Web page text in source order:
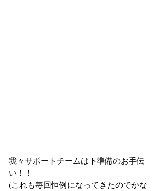
我々サポートチームは下準備のお手伝
い！！
(これも毎回恒例になってきたのでかな